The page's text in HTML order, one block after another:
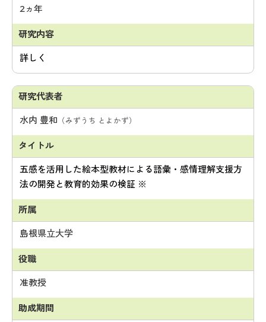
2ヵ年
詳しく
水内 豊和 （みずうち とよかず）
五感を活用した絵本型教材による語彙・感情理解支援方
法の開発と教育的効果の検証 ※
島根県立大学
准教授